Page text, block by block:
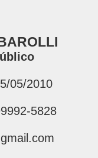
05/2010
5828